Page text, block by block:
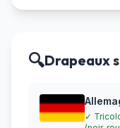
🔍Drapeaux
✓